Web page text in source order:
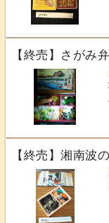
【終売】さがみ
【終売】湘南波